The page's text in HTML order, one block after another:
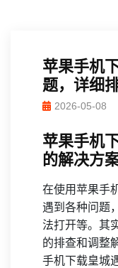
苹果手机
题，详细
2026-05-08
苹果手机
的解决方
在使用苹果手
遇到各种问题
法打开等。其
的排查和调整
手机下载皇城